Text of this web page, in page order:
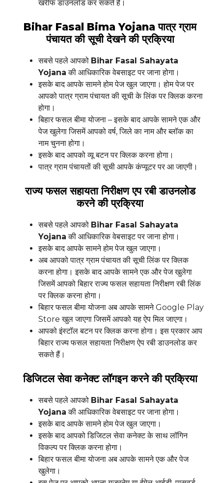
खरीफ डाउनलोड कर सकते हैं।
Bihar Fasal Bima Yojana पात्र ग्राम
पंचायत की सूची देखने की प्रक्रिया
सबसे पहले आपको Bihar Fasal Sahayata
Yojana की आधिकारिक वेबसाइट पर जाना होगा।
इसके बाद आपके सामने होम पेज खुल जाएगा। होम पेज पर
आपको पात्र ग्राम पंचायत की सूची के लिंक पर क्लिक करना
होगा।
बिहार फसल बीमा योजना – इसके बाद आपके सामने एक और
पेज खुलेगा जिसमें आपको वर्ष, जिले का नाम और ब्लॉक का
नाम चुनना होगा।
इसके बाद आपको व्यू बटन पर क्लिक करना होगा।
पात्र ग्राम पंचायतों की सूची आपके कंप्यूटर पर आ जाएगी।
राज्य फसल सहायता निरीक्षण एप रबी डाउनलोड
करने की प्रक्रिया
सबसे पहले आपको Bihar Fasal Sahayata
Yojana की आधिकारिक वेबसाइट पर जाना होगा।
इसके बाद आपके सामने होम पेज खुल जाएगा।
अब आपको पात्र ग्राम पंचायत की सूची लिंक पर क्लिक
करना होगा। इसके बाद आपके सामने एक और पेज खुलेगा
जिसमें आपको बिहार राज्य फसल सहायता निरीक्षण रबी लिंक
पर क्लिक करना होगा।
बिहार फसल बीमा योजना अब आपके सामने Google Play
Store खुल जाएगा जिसमें आपको यह ऐप मिल जाएगा।
आपको इंस्टॉल बटन पर क्लिक करना होगा। इस प्रकार आप
बिहार राज्य फसल सहायता निरीक्षण ऐप रबी डाउनलोड कर
सकते हैं।
डिजिटल सेवा कनेक्ट लॉगइन करने की प्रक्रिया
सबसे पहले आपको Bihar Fasal Sahayata
Yojana की आधिकारिक वेबसाइट पर जाना होगा।
इसके बाद आपके सामने होम पेज खुल जाएगा।
इसके बाद आपको डिजिटल सेवा कनेक्ट के साथ लॉगिन
विकल्प पर क्लिक करना होगा।
बिहार फसल बीमा योजना अब आपके सामने एक और पेज
खुलेगा।